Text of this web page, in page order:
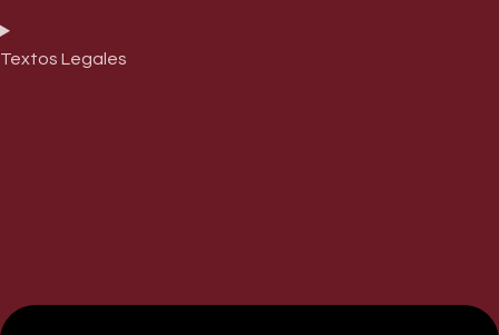
Textos Legales